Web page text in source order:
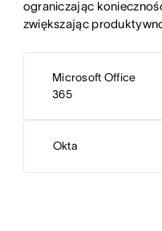
ograniczając
zwiększając
Microsoft Office
365
Okta